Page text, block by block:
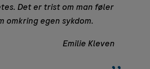
Det er trist om man føler
omkring egen sykdom.
Emilie Kleven